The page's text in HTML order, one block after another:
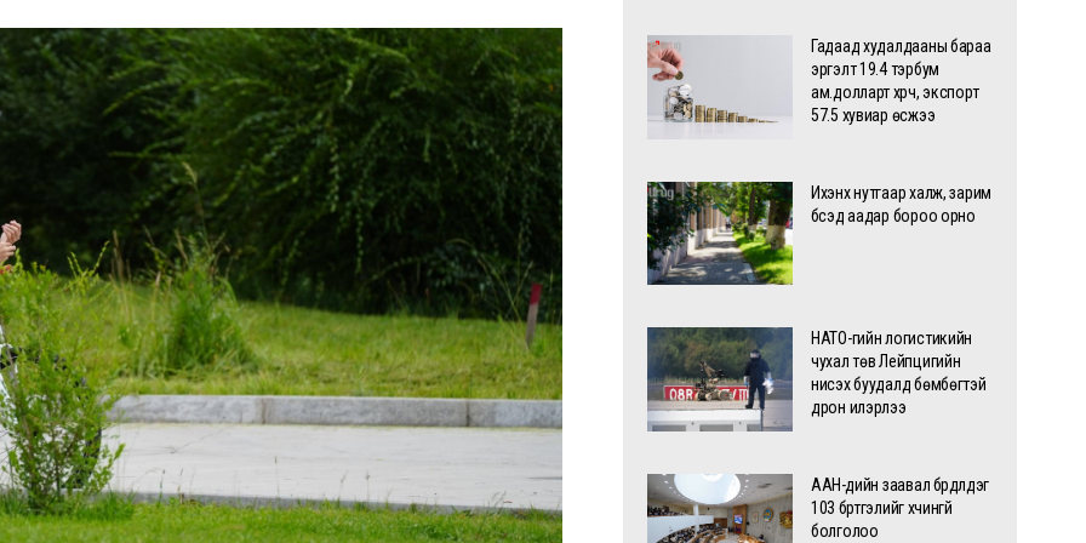
Гадаад худалдааны бараа
эргэлт 19.4 тэрбум
ам.долларт хүрч, экспорт
57.5 хувиар өсжээ
Ихэнх нутгаар халж, зарим
бүсэд аадар бороо орно
НАТО-гийн логистикийн
чухал төв Лейпцигийн
нисэх буудалд бөмбөгтэй
дрон илэрлээ
ААН-үүдийн заавал бүрдүүлдэг
103 бүртгэлийг хүчингүй
болголоо